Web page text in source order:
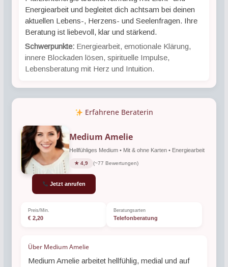
Energiearbeit und begleitet dich achtsam bei deinen
aktuellen Lebens-, Herzens- und Seelenfragen. Ihre
Beratung ist liebevoll, klar und stärkend.
Schwerpunkte:Energiearbeit, emotionale Klärung,
innere Blockaden lösen, spirituelle Impulse,
Lebensberatung mit Herz und Intuition.
Erfahrene Beraterin
Medium Amelie
Hellfühliges Medium • Mit & ohne Karten • Energiearbeit
★ 4,9 (~77 Bewertungen)
Jetzt anrufen
Preis/Min.
€ 2,20
Beratungsarten
Telefonberatung
Über Medium Amelie
Medium Amelie arbeitet hellfühlig, medial und auf